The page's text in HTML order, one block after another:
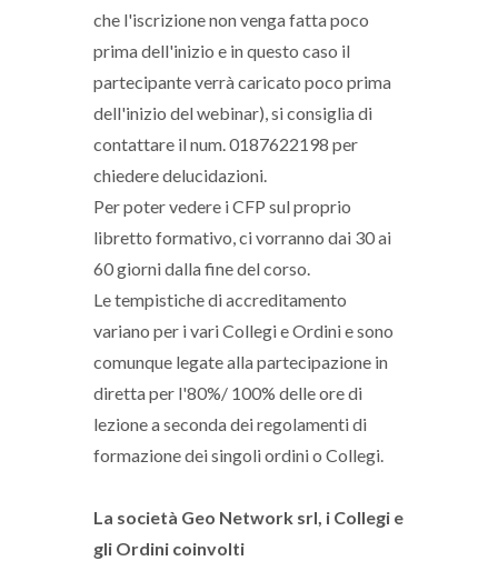
che l'iscrizione non venga fatta poco
prima dell'inizio e in questo caso il
partecipante verrà caricato poco prima
dell'inizio del webinar), si consiglia di
contattare il num. 0187622198 per
chiedere delucidazioni.
Per poter vedere i CFP sul proprio
libretto formativo, ci vorranno dai 30 ai
60 giorni dalla fine del corso.
Le tempistiche di accreditamento
variano per i vari Collegi e Ordini e sono
comunque legate alla partecipazione in
diretta per l'80%/ 100% delle ore di
lezione a seconda dei regolamenti di
formazione dei singoli ordini o Collegi.
La società Geo Network srl, i Collegi e
gli Ordini coinvolti